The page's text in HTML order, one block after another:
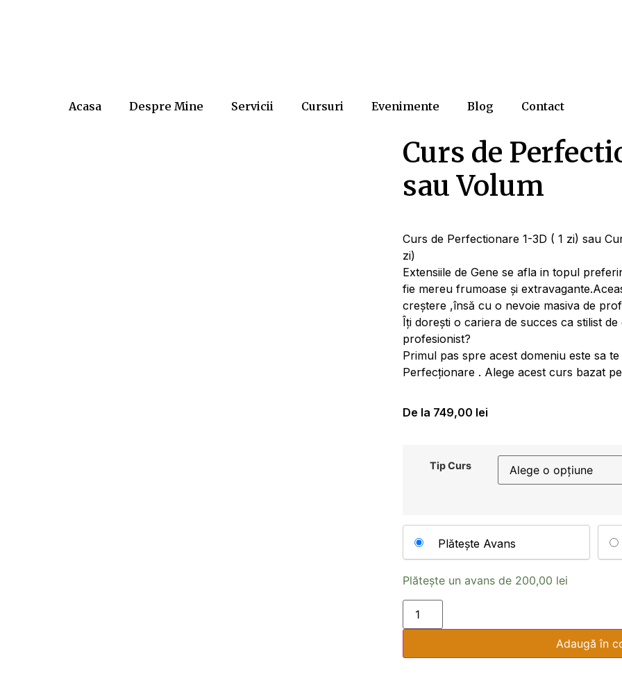
Acasa Despre Mine Servicii Cursuri Evenimente Blog Contact
Curs de
sau Volum
Curs de Perfectionare 1-3D ( 1 zi) sau
zi)
Extensiile de Gene se afla in topul
fie mereu frumoase și
creștere ,însă cu o nevoie masiva de
Îți dorești o cariera de succes ca stilist
profesionist?
Primul pas spre acest domeniu este sa
Perfecționare . Alege acest curs bazat
De la 749,00 lei
Tip Curs
Plătește Avans
Plătește un avans de 200,00 lei
Adaugă în